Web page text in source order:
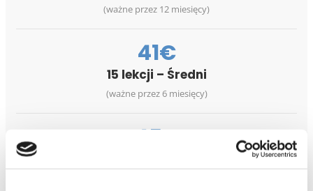
(ważne przez 12 miesięcy)
41€
15 lekcji – Średni
(ważne przez 6 miesięcy)
45€